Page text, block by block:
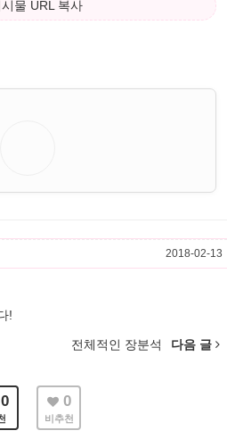
물 URL 복사
2018-02-13
!
전체적인 장분석 다음 글
0
비추천